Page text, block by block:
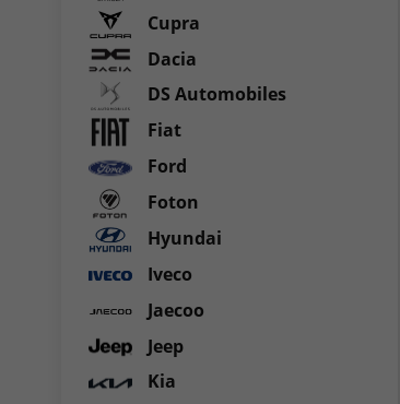
Cupra
Dacia
DS Automobiles
Fiat
Ford
Foton
Hyundai
Iveco
Jaecoo
Jeep
Kia